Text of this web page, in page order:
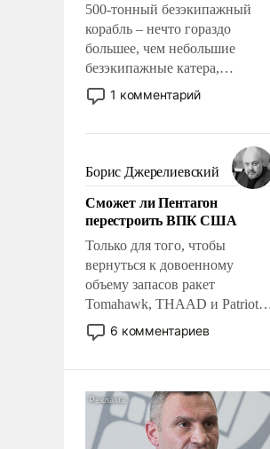
500-тонный безэкипажный
корабль – нечто гораздо
большее, чем небольшие
безэкипажные катера,
применение которых уже
стало обыденностью. Задача по
сложна и амбициозна. Однако
и ее реализация радикально
поднимет наши боевые
возможности.
1 комментарий
Борис Джерелиевский
Сможет ли Пентагон
перестроить ВПК США
Только для того, чтобы
вернуться к довоенному
объему запасов ракет
Tomahawk, THAAD и Patriot
США потребуется более трех
лет. Даже небольшая война с
Сложившаяся ситуация
означает многолетний период
уязвимости США, например,
6 комментариев